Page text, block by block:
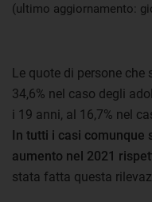
(ultimo aggiornamento:
Le quote di persone
34,6% nel caso degli
i 19 anni, al 16,7% nel
In tutti i casi comunque
aumento nel 2021
stata fatta questa